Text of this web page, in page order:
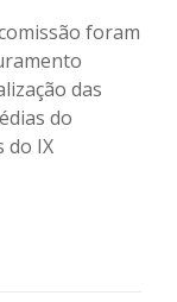
foram
das
do
do IX